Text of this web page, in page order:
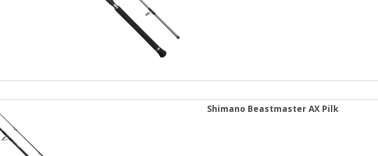
Shimano Beastmaster AX Pilk